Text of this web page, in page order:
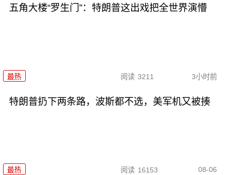
五角大楼“罗生门”：特朗普这出戏把全世界演懵
最热 阅读 3211 3小时前
特朗普扔下两条路，波斯都不选，美军机又被揍
最热 阅读 16153 08-06